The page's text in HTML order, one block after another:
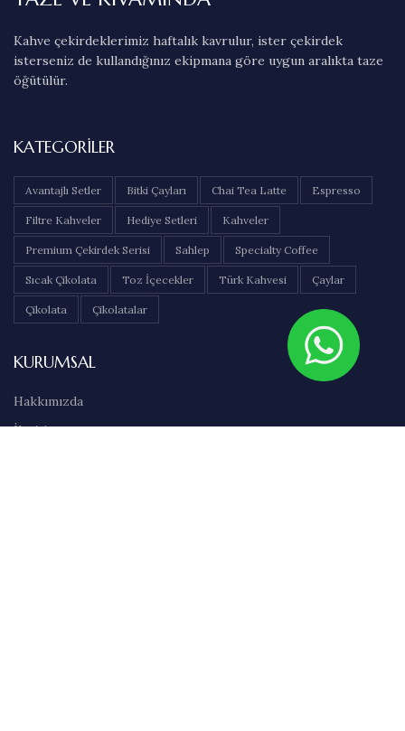
Kahve çekirdeklerimiz haftalık kavrulur, ister çekirdek
isterseniz de kullandığınız ekipmana göre uygun aralıkta taze
öğütülür.
KATEGORILER
Avantajlı Setler Bitki Çayları Chai Tea Latte Espresso
Filtre Kahveler Hediye Setleri Kahveler
Premium Çekirdek Serisi Sahlep Specialty Coffee
Sıcak Çikolata Toz İçecekler Türk Kahvesi Çaylar
Çikolata Çikolatalar
KURUMSAL
Hakkımızda
İletişim